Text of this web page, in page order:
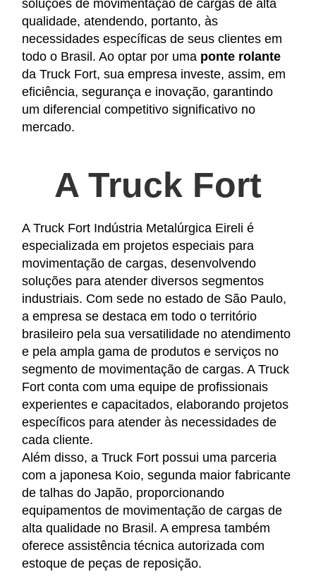
soluções de movimentação de cargas de alta
qualidade, atendendo, portanto, às
necessidades específicas de seus clientes em
todo o Brasil. Ao optar por uma ponte rolante
da Truck Fort, sua empresa investe, assim, em
eficiência, segurança e inovação, garantindo
um diferencial competitivo significativo no
mercado.
A Truck Fort
A Truck Fort Indústria Metalúrgica Eireli é
especializada em projetos especiais para
movimentação de cargas, desenvolvendo
soluções para atender diversos segmentos
industriais. Com sede no estado de São Paulo,
a empresa se destaca em todo o território
brasileiro pela sua versatilidade no atendimento
e pela ampla gama de produtos e serviços no
segmento de movimentação de cargas. A Truck
Fort conta com uma equipe de profissionais
experientes e capacitados, elaborando projetos
específicos para atender às necessidades de
cada cliente.
Além disso, a Truck Fort possui uma parceria
com a japonesa Koio, segunda maior fabricante
de talhas do Japão, proporcionando
equipamentos de movimentação de cargas de
alta qualidade no Brasil. A empresa também
oferece assistência técnica autorizada com
estoque de peças de reposição.